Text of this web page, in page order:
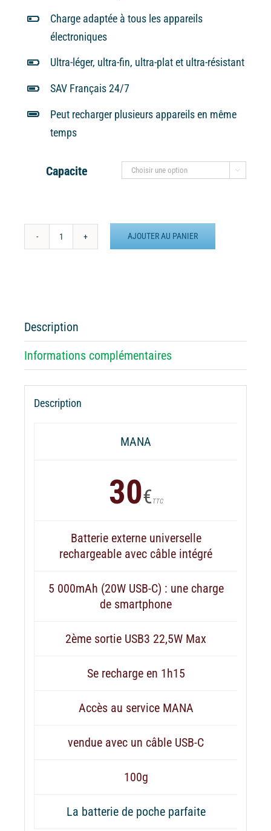
Charge adaptée à tous les appareils
électroniques
Ultra-léger, ultra-fin, ultra-plat et ultra-résistant
SAV Français 24/7
Peut recharger plusieurs appareils en même
temps
Capacite 
quantité
Sphinx
AJOUTER AU PANIER
Description
Informations complémentaires
Description
MANA
30€ TTC
Batterie externe universelle
rechargeable avec câble intégré
5 000mAh (20W USB-C) : une charge
de smartphone
2ème sortie USB3 22,5W Max
Se recharge en 1h15
Accès au service MANA
vendue avec un câble USB-C
100g
La batterie de poche parfaite